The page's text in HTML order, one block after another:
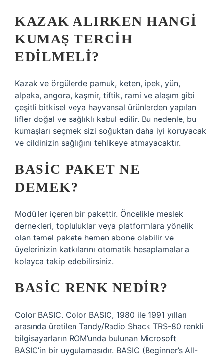
KAZAK ALIRKEN HANGI
KUMAŞ TERCIH
EDILMELI?
Kazak ve örgülerde pamuk, keten, ipek, yün,
alpaka, angora, kaşmir, tiftik, rami ve alaşım gibi
çeşitli bitkisel veya hayvansal ürünlerden yapılan
lifler doğal ve sağlıklı kabul edilir. Bu nedenle, bu
kumaşları seçmek sizi soğuktan daha iyi koruyacak
ve cildinizin sağlığını tehlikeye atmayacaktır.
BASIC PAKET NE
DEMEK?
Modüller içeren bir pakettir. Öncelikle meslek
dernekleri, topluluklar veya platformlara yönelik
olan temel pakete hemen abone olabilir ve
üyelerinizin katkılarını otomatik hesaplamalarla
kolayca takip edebilirsiniz.
BASIC RENK NEDIR?
Color BASIC. Color BASIC, 1980 ile 1991 yılları
arasında üretilen Tandy/Radio Shack TRS-80 renkli
bilgisayarların ROM’unda bulunan Microsoft
BASIC’in bir uygulamasıdır. BASIC (Beginner’s All-